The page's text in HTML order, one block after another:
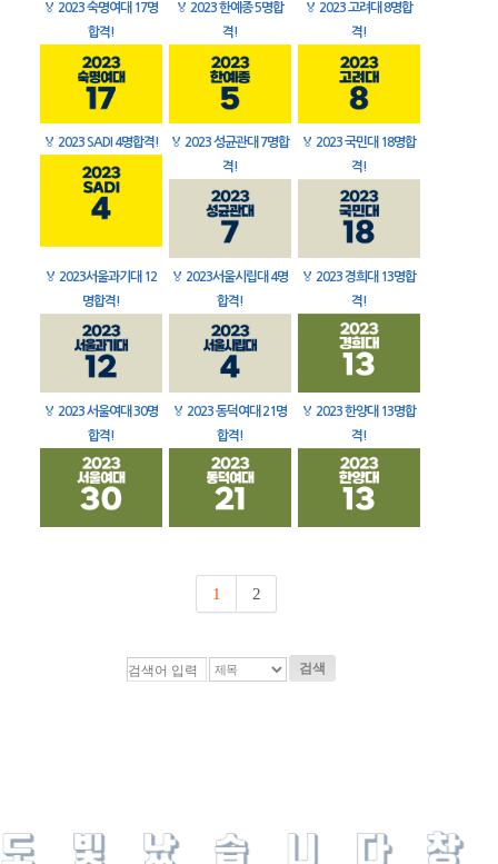
🏅 2023 숙명여대 17명
합격!
🏅 2023 한예종 5명합
격!
🏅 2023 고려대 8명합
격!
🏅 2023 SADI 4명합격! 🏅 2023 성균관대 7명합
격!
🏅 2023 국민대 18명합
격!
🏅 2023서울과기대 12
명합격!
🏅 2023서울시립대 4명
합격!
🏅 2023 경희대 13명합
격!
🏅 2023 서울여대 30명
합격!
🏅 2023 동덕여대 21명
합격!
🏅 2023 한양대 13명합
격!
1 2
검색